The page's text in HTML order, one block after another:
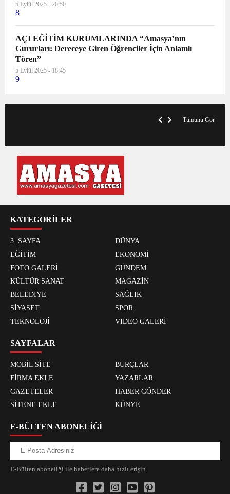
5 Eylül 2025 - 20:50
8
AÇI EĞİTİM KURUMLARINDA “Amasya’nın
Gururları: Dereceye Giren Öğrenciler İçin Anlamlı
Tören”
5 Eylül 2025 - 18:45
9
Tümünü Gör
KATEGORİLER
3. SAYFA
DÜNYA
EĞİTİM
EKONOMİ
FOTO GALERİ
GÜNDEM
KÜLTÜR SANAT
MAGAZİN
BELEDİYE
SAĞLIK
SİYASET
SPOR
TEKNOLOJİ
VIDEO GALERİ
SAYFALAR
MOBİL SİTE
BURÇLAR
FİRMA EKLE
YAZARLAR
GAZETELER
HABER GÖNDER
SİTENE EKLE
KÜNYE
E-BÜLTEN ABONELİĞİ
E-Bülten aboneliği ile haberlere daha hızlı erişin.